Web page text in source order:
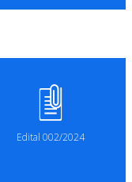
Edital 002/2024